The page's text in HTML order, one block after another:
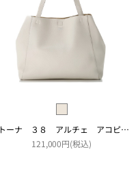
トトーナ ３８ アルチェ アコピアート
121,000円(税込)